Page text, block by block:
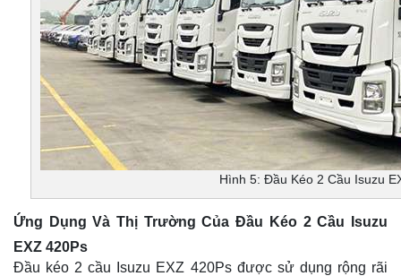
Hình 5: Đầu Kéo 2 Cầu Isuzu
Ứng Dụng Và Thị Trường Của Đầu Kéo 2 Cầu Isuzu
EXZ 420Ps
Đầu kéo 2 cầu Isuzu EXZ 420Ps được sử dụng rộng rãi